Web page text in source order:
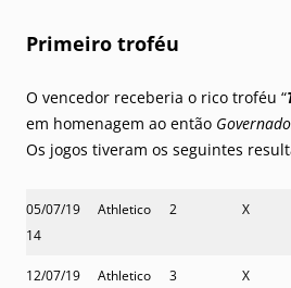
Primeiro troféu
O vencedor receberia o rico troféu “
em homenagem ao então
Os jogos tiveram os seguintes
05/07/19
14
Athletico 2 X
12/07/19
Athletico 3 X